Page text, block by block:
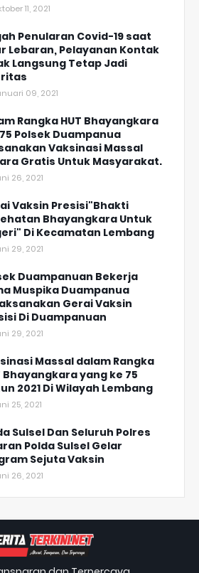
11, 2021
Penularan Covid-19 saat
Lebaran, Pelayanan Kontak
Langsung Tetap Jadi
09, 2021
Rangka HUT Bhayangkara
Polsek Duampanua
Vaksinasi Massal
Gratis Untuk Masyarakat.
26, 2021
Vaksin Presisi"Bhakti
Bhayangkara Untuk
Di Kecamatan Lembang
29, 2021
Duampanuan Bekerja
Muspika Duampanua
Gerai Vaksin
Di Duampanuan
29, 2021
Massal dalam Rangka
Bhayangkara yang ke 75
2021 Di Wilayah Lembang
25, 2021
Sulsel Dan Seluruh Polres
Polda Sulsel Gelar
Sejuta Vaksin
26, 2021